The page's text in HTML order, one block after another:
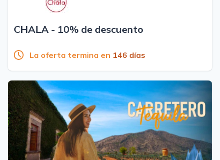
CHALA - 10% de descuento
La oferta termina en 146 días